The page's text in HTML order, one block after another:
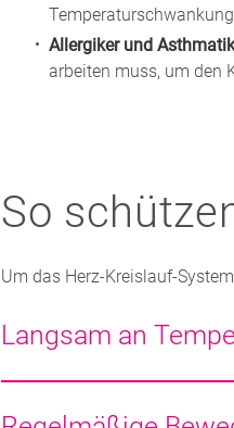
Allergiker und
arbeiten muss, um den
So
Um das Herz-Kreislauf-
Langsam an
Ein abrupter Wechsel von
Wechselduschen oder